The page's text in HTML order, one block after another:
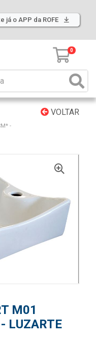
já o APP da ROFE
0
VOLTAR
-
M01
LUZARTE